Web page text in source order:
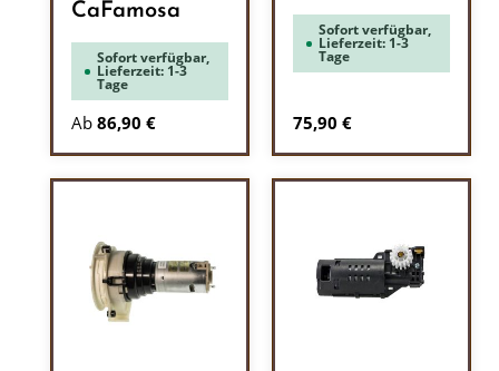
CaFamosa
Sofort verfügbar,
Lieferzeit: 1-3
Tage
Ab 86,90 €
Sofort verfügbar,
Lieferzeit: 1-3
Tage
Regulärer Preis:
75,90 €